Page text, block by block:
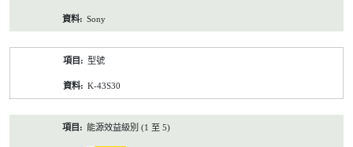
Sony
型號
K-43S30
能源效益級別 (1 至 5)